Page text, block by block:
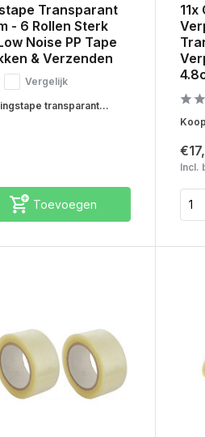
Transparant
- 6 Rollen Sterk
Noise PP Tape
& Verzenden
Vergelijk
transparant...
Toevoegen
Incl.